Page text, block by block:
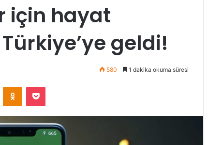
için hayat
geldi!
580 1 dakika okuma süresi
Odnoklassniki
Pocket